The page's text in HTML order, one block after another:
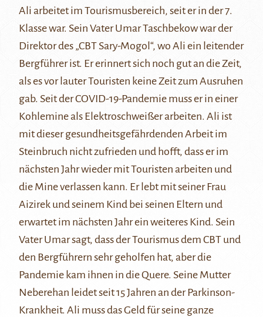
Ali arbeitet im Tourismusbereich, seit er in der 7.
Klasse war. Sein Vater Umar Taschbekow war der
Direktor des „CBT Sary-Mogol“, wo Ali ein leitender
Bergführer ist. Er erinnert sich noch gut an die Zeit,
als es vor lauter Touristen keine Zeit zum Ausruhen
gab. Seit der COVID-19-Pandemie muss er in einer
Kohlemine als Elektroschweißer arbeiten. Ali ist
mit dieser gesundheitsgefährdenden Arbeit im
Steinbruch nicht zufrieden und hofft, dass er im
nächsten Jahr wieder mit Touristen arbeiten und
die Mine verlassen kann. Er lebt mit seiner Frau
Aizirek und seinem Kind bei seinen Eltern und
erwartet im nächsten Jahr ein weiteres Kind. Sein
Vater Umar sagt, dass der Tourismus dem CBT und
den Bergführern sehr geholfen hat, aber die
Pandemie kam ihnen in die Quere. Seine Mutter
Neberehan leidet seit 15 Jahren an der Parkinson-
Krankheit. Ali muss das Geld für seine ganze